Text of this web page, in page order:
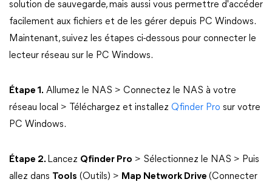
solution de sauvegarde, mais aussi vous permettre d'accéder
facilement aux fichiers et de les gérer depuis PC Windows.
Maintenant, suivez les étapes ci-dessous pour connecter le
lecteur réseau sur le PC Windows.
Étape 1. Allumez le NAS > Connectez le NAS à votre
réseau local > Téléchargez et installez Qfinder Pro sur votre
PC Windows.
Étape 2. Lancez Qfinder Pro > Sélectionnez le NAS > Puis
allez dans Tools (Outils) > Map Network Drive (Connecter